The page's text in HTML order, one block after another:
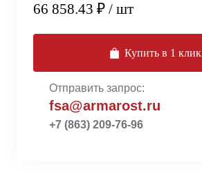
66 858.43 ₽ / шт
Купить в 1 клик
Отправить запрос:
fsa@armarost.ru
+7 (863) 209-76-96